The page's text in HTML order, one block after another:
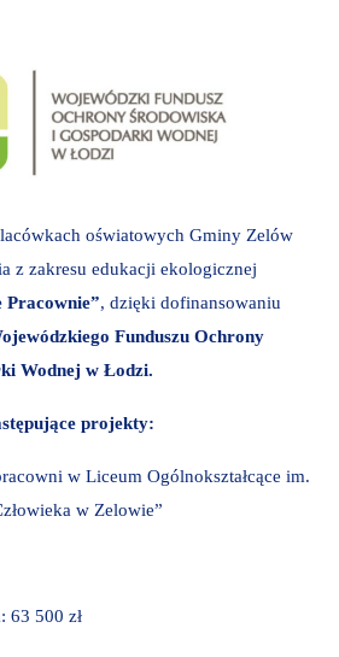
oświatowych Gminy Zelów
z zakresu edukacji ekologicznej
Pracownie”, dzięki dofinansowaniu
Funduszu Ochrony
Wodnej w Łodzi.
projekty:
w Liceum Ogólnokształcące im.
w Zelowie”
63 500 zł